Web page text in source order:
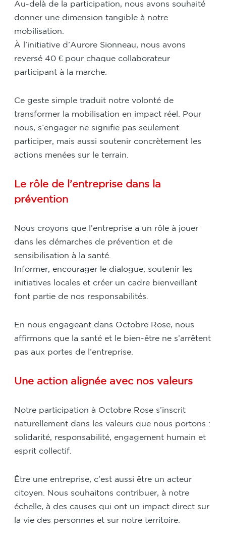
Au-delà de la participation, nous avons souhaité
donner une dimension tangible à notre
mobilisation.
À l’initiative d’Aurore Sionneau, nous avons
reversé 40 € pour chaque collaborateur
participant à la marche.
Ce geste simple traduit notre volonté de
transformer la mobilisation en impact réel. Pour
nous, s’engager ne signifie pas seulement
participer, mais aussi soutenir concrètement les
actions menées sur le terrain.
Le rôle de l’entreprise dans la
prévention
Nous croyons que l’entreprise a un rôle à jouer
dans les démarches de prévention et de
sensibilisation à la santé.
Informer, encourager le dialogue, soutenir les
initiatives locales et créer un cadre bienveillant
font partie de nos responsabilités.
En nous engageant dans Octobre Rose, nous
affirmons que la santé et le bien-être ne s’arrêtent
pas aux portes de l’entreprise.
Une action alignée avec nos valeurs
Notre participation à Octobre Rose s’inscrit
naturellement dans les valeurs que nous portons :
solidarité, responsabilité, engagement humain et
esprit collectif.
Être une entreprise, c’est aussi être un acteur
citoyen. Nous souhaitons contribuer, à notre
échelle, à des causes qui ont un impact direct sur
la vie des personnes et sur notre territoire.